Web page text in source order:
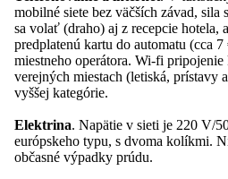
mobilné siete bez väčších závad, sila
sa volať (draho) aj z recepcie hotela,
predplatenú kartu do automatu (cca
miestneho operátora. Wi-fi
verejných miestach (letiská, prístavy
vyššej kategórie.
Elektrina. Napätie v sieti je 220 V/
európskeho typu, s dvoma kolíkmi.
občasné výpadky prúdu.